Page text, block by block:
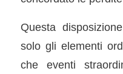
Questa
solo gli elementi
che eventi